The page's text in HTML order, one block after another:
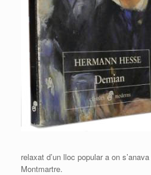
relaxat d’un lloc popular a on s’anava
Montmartre.